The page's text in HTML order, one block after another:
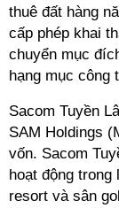
thuê đất hàng
cấp phép khai
chuyển mục
hạng mục công
Sacom Tuyền
SAM Holdings
vốn. Sacom
hoạt động
resort và sân